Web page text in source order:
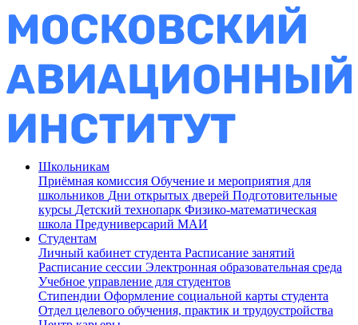
Школьникам
Приёмная комиссия Обучение и мероприятия для
школьников Дни открытых дверей Подготовительные
курсы Детский технопарк Физико-математическая
школа Предуниверсарий МАИ
Студентам
Личный кабинет студента Расписание занятий
Расписание сессии Электронная образовательная среда
Учебное управление для студентов
Стипендии Оформление социальной карты студента
Отдел целевого обучения, практик и трудоустройства